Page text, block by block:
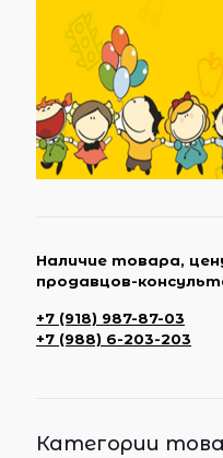
Наличие товара,
продавцов-
+7 (918) 987-87-03
+7 (988) 6-203-203
Категории